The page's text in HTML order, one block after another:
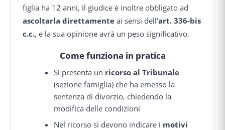
figlia ha 12 anni, il giudice è inoltre obbligato ad
ascoltarla direttamente ai sensi dell'art. 336-bis
c.c., e la sua opinione avrà un peso significativo.
Come funziona in pratica
Si presenta un ricorso al Tribunale
(sezione famiglia) che ha emesso la
sentenza di divorzio, chiedendo la
modifica delle condizioni
Nel ricorso si devono indicare i motivi